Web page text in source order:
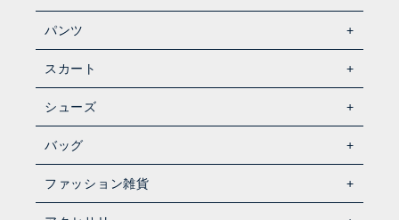
パンツ
スカート
シューズ
バッグ
ファッション雑貨